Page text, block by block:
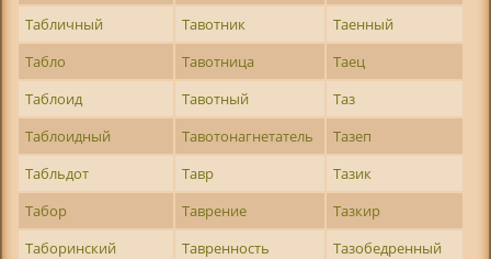
Табличный
Тавотник
Таенный
Табло
Тавотница
Таец
Таблоид
Тавотный
Таз
Таблоидный
Тавотонагнетатель
Тазеп
Табльдот
Тавр
Тазик
Табор
Таврение
Тазкир
Таборинский
Тавренность
Тазобедренный